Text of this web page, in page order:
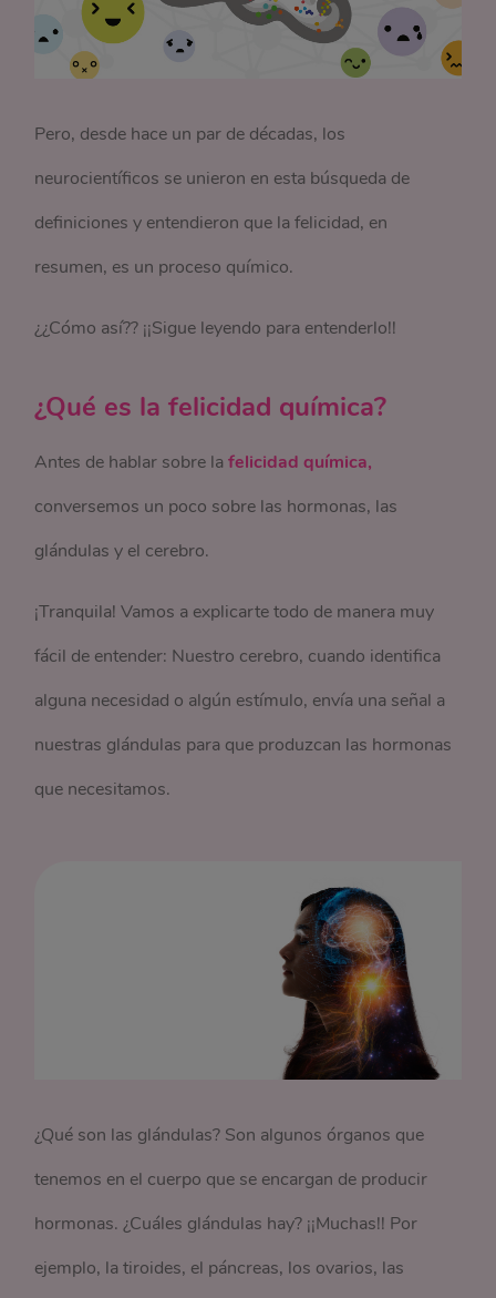
Pero, desde hace un par de décadas, los
neurocientíficos se unieron en esta búsqueda de
definiciones y entendieron que la felicidad, en
resumen, es un proceso químico.
¿¿Cómo así?? ¡¡Sigue leyendo para entenderlo!!
¿Qué es la felicidad química?
Antes de hablar sobre lafelicidad química,
conversemos un poco sobre las hormonas, las
glándulas y el cerebro.
¡Tranquila! Vamos a explicarte todo de manera muy
fácil de entender: Nuestro cerebro, cuando identifica
alguna necesidad o algún estímulo, envía una señal a
nuestras glándulas para que produzcan las hormonas
que necesitamos.
¿Qué son las glándulas? Son algunos órganos que
tenemos en el cuerpo que se encargan de producir
hormonas. ¿Cuáles glándulas hay? ¡¡Muchas!! Por
ejemplo, la tiroides, el páncreas, los ovarios, las